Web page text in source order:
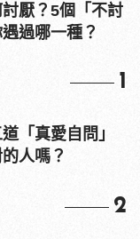
厭？5個「不討
過哪一種？
1
「真愛自問」
人嗎？
2